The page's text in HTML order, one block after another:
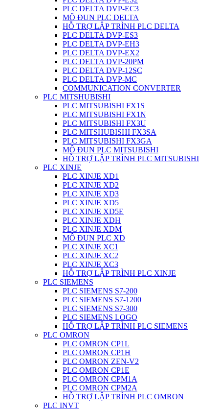
PLC DELTA DVP-EC3
MÔ ĐUN PLC DELTA
HỖ TRỢ LẬP TRÌNH PLC DELTA
PLC DELTA DVP-ES3
PLC DELTA DVP-EH3
PLC DELTA DVP-EX2
PLC DELTA DVP-20PM
PLC DELTA DVP-12SC
PLC DELTA DVP-MC
COMMUNICATION CONVERTER
PLC MITSHUBISHI
PLC MITSUBISHI FX1S
PLC MITSUBISHI FX1N
PLC MITSUBISHI FX3U
PLC MITSHUBISHI FX3SA
PLC MITSUBISHI FX3GA
MÔ ĐUN PLC MITSUBISHI
HỖ TRỢ LẬP TRÌNH PLC MITSUBISHI
PLC XINJE
PLC XINJE XD1
PLC XINJE XD2
PLC XINJE XD3
PLC XINJE XD5
PLC XINJE XD5E
PLC XINJE XDH
PLC XINJE XDM
MÔ ĐUN PLC XD
PLC XINJE XC1
PLC XINJE XC2
PLC XINJE XC3
HỖ TRỢ LẬP TRÌNH PLC XINJE
PLC SIEMENS
PLC SIEMENS S7-200
PLC SIEMENS S7-1200
PLC SIEMENS S7-300
PLC SIEMENS LOGO
HỖ TRỢ LẬP TRÌNH PLC SIEMENS
PLC OMRON
PLC OMRON CP1L
PLC OMRON CP1H
PLC OMRON ZEN-V2
PLC OMRON CP1E
PLC OMRON CPM1A
PLC OMRON CPM2A
HỖ TRỢ LẬP TRÌNH PLC OMRON
PLC INVT